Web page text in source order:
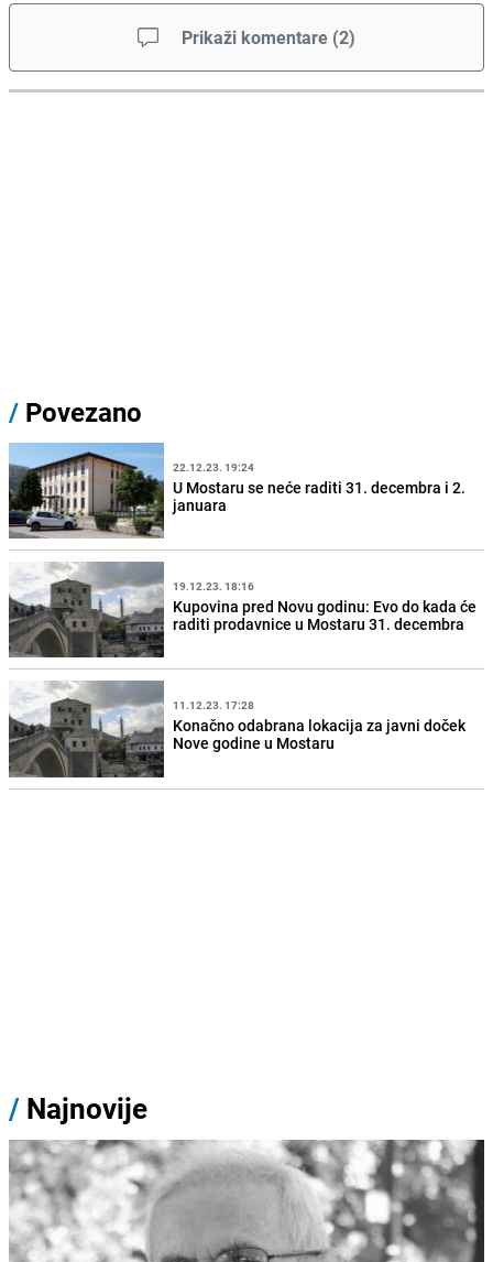
Prikaži komentare (2)
/ Povezano
22.12.23. 19:24
U Mostaru se neće raditi 31. decembra i 2.
januara
19.12.23. 18:16
Kupovina pred Novu godinu: Evo do kada će
raditi prodavnice u Mostaru 31. decembra
11.12.23. 17:28
Konačno odabrana lokacija za javni doček
Nove godine u Mostaru
/ Najnovije